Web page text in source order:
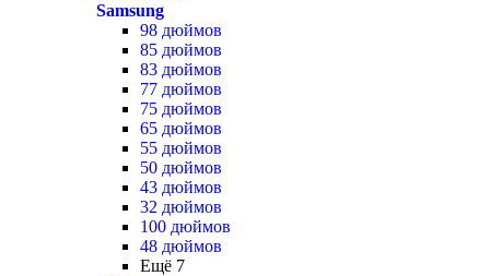
Samsung
98 дюймов
85 дюймов
83 дюймов
77 дюймов
75 дюймов
65 дюймов
55 дюймов
50 дюймов
43 дюймов
32 дюймов
100 дюймов
48 дюймов
Ещё 7